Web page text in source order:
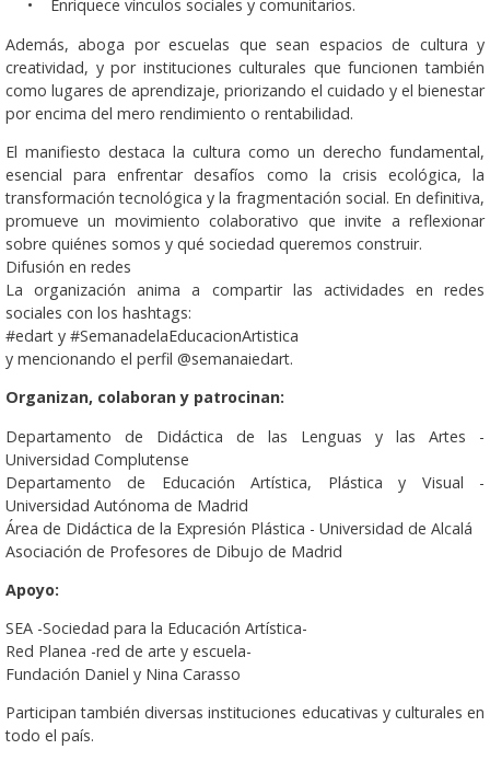
• Enriquece vínculos sociales y comunitarios.
Además, aboga por escuelas que sean espacios de cultura y
creatividad, y por instituciones culturales que funcionen también
como lugares de aprendizaje, priorizando el cuidado y el bienestar
por encima del mero rendimiento o rentabilidad.
El manifiesto destaca la cultura como un derecho fundamental,
esencial para enfrentar desafíos como la crisis ecológica, la
transformación tecnológica y la fragmentación social. En definitiva,
promueve un movimiento colaborativo que invite a reflexionar
sobre quiénes somos y qué sociedad queremos construir.
Difusión en redes
La organización anima a compartir las actividades en redes
sociales con los hashtags:
#edart y #SemanadelaEducacionArtistica
y mencionando el perfil @semanaiedart.
Organizan, colaboran y patrocinan:
Departamento de Didáctica de las Lenguas y las Artes -
Universidad Complutense
Departamento de Educación Artística, Plástica y Visual -
Universidad Autónoma de Madrid
Área de Didáctica de la Expresión Plástica - Universidad de Alcalá
Asociación de Profesores de Dibujo de Madrid
Apoyo:
SEA -Sociedad para la Educación Artística-
Red Planea -red de arte y escuela-
Fundación Daniel y Nina Carasso
Participan también diversas instituciones educativas y culturales en
todo el país.